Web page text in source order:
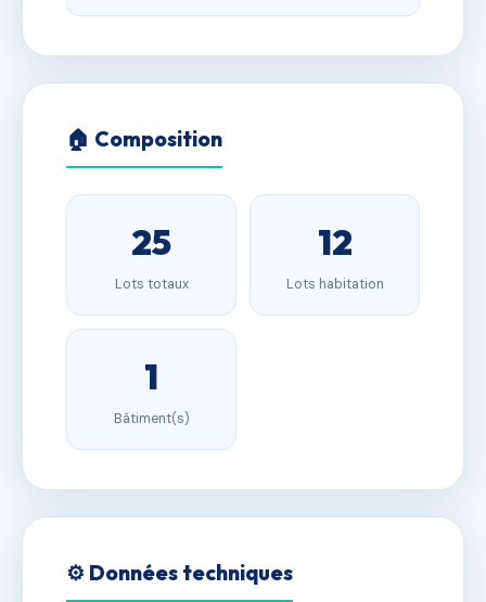
🏠 Composition
25
Lots totaux
12
Lots habitation
1
Bâtiment(s)
⚙️ Données techniques